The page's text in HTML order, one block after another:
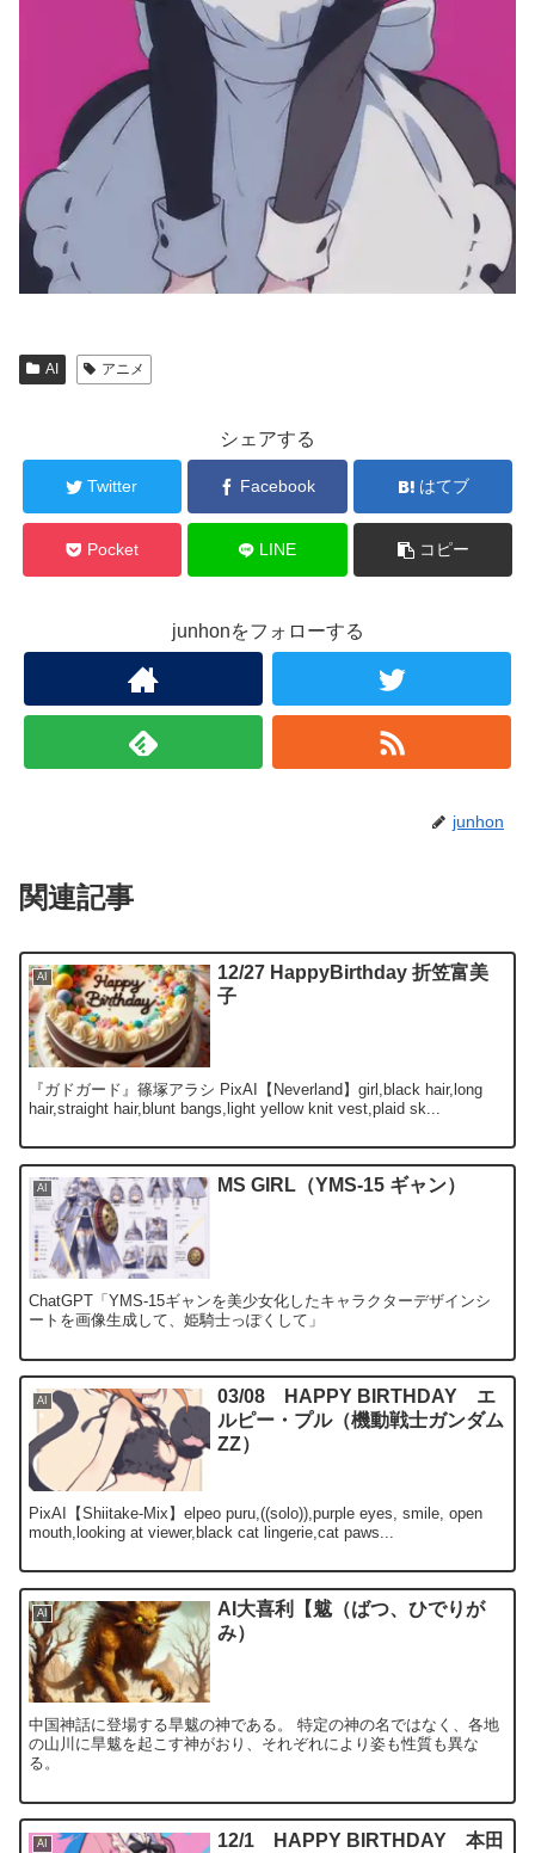
AI アニメ
シェアする
Twitter Facebook はてブ
Pocket LINE コピー
junhonをフォローする
junhon
関連記事
AI
12/27 HappyBirthday 折笠富美
子
『ガドガード』篠塚アラシ PixAI【Neverland】girl,black hair,long
hair,straight hair,blunt bangs,light yellow knit vest,plaid sk...
AI MS GIRL（YMS-15 ギャン）
ChatGPT「YMS-15ギャンを美少女化したキャラクターデザインシ
ートを画像生成して、姫騎士っぽくして」
AI
03/08 HAPPY BIRTHDAY エ
ルピー・プル（機動戦士ガンダム
ZZ）
PixAI【Shiitake-Mix】elpeo puru,((solo)),purple eyes, smile, open
mouth,looking at viewer,black cat lingerie,cat paws...
AI
AI大喜利【魃（ばつ、ひでりが
み）
中国神話に登場する旱魃の神である。 特定の神の名ではなく、各地
の山川に旱魃を起こす神がおり、それぞれにより姿も性質も異な
る。
AI
12/1 HAPPY BIRTHDAY 本田